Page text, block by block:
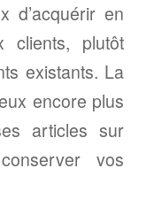
d’acquérir en
clients, plutôt
existants. La
encore plus
articles sur
vos